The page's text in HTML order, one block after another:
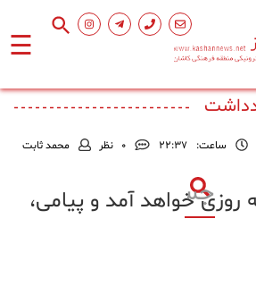
☰
ساعت: ۲۲:۳۷ 0 نظر
محمد ثابت
روزی خواهد آمد و پیامی،